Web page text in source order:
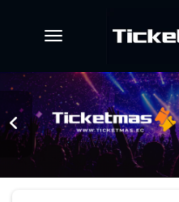
desplegar navegación